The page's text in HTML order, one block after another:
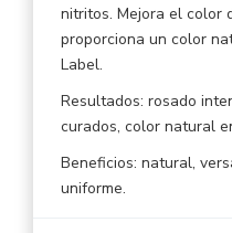
nitritos. Mejora el color
proporciona un color
Label.
Resultados: rosado
curados, color natural
Beneficios: natural,
uniforme.